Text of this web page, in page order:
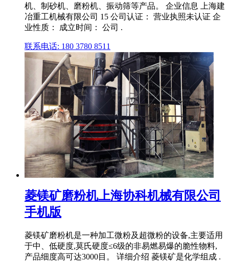
机、制砂机、磨粉机、振动筛等产品。 企业信息 上海建
冶重工机械有限公司 15 公司认证： 营业执照未认证 企
业性质： 成立时间： 公司 .
联系电话: 180 3780 8511
菱镁矿磨粉机上海协科机械有限公司
手机版
菱镁矿磨粉机是一种加工微粉及超微粉的设备,主要适用
于中、低硬度,莫氏硬度≤6级的非易燃易爆的脆性物料,
产品细度高可达3000目。 详细介绍 菱镁矿是化学组成 .